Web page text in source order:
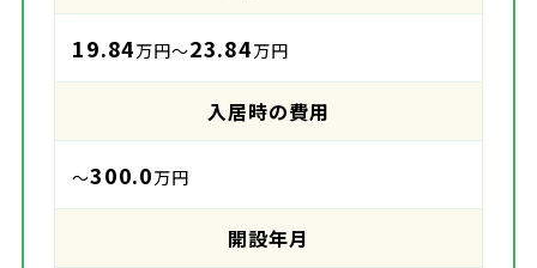
19.84万円～23.84万円
入居時の費用
～300.0万円
開設年月